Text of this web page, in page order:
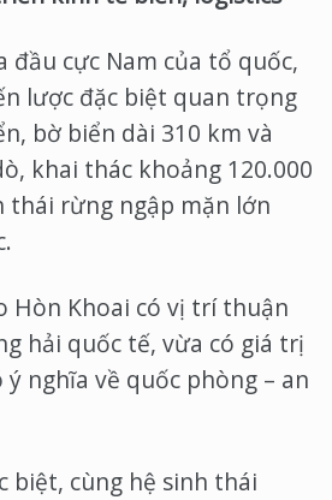
đầu cực Nam của tổ quốc,
lược đặc biệt quan trọng
bờ biển dài 310 km và
khai thác khoảng 120.000
thái rừng ngập mặn lớn
Hòn Khoai có vị trí thuận
hải quốc tế, vừa có giá trị
nghĩa về quốc phòng – an
biệt, cùng hệ sinh thái